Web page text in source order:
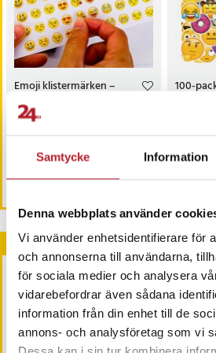
Samtycke Information
Denna webbplats använder
Vi använder enhetsidentifierare för
och annonserna till användarna,
för sociala medier och analysera
vidarebefordrar även sådana
information från din enhet till de
annons- och analysföretag som vi
Emoji klistermärken –
660 stickers i olika
uttryck
I lager, levereras inom 1-2 vardagar
Köp
100-
99 kr
Just
Andra köpte också